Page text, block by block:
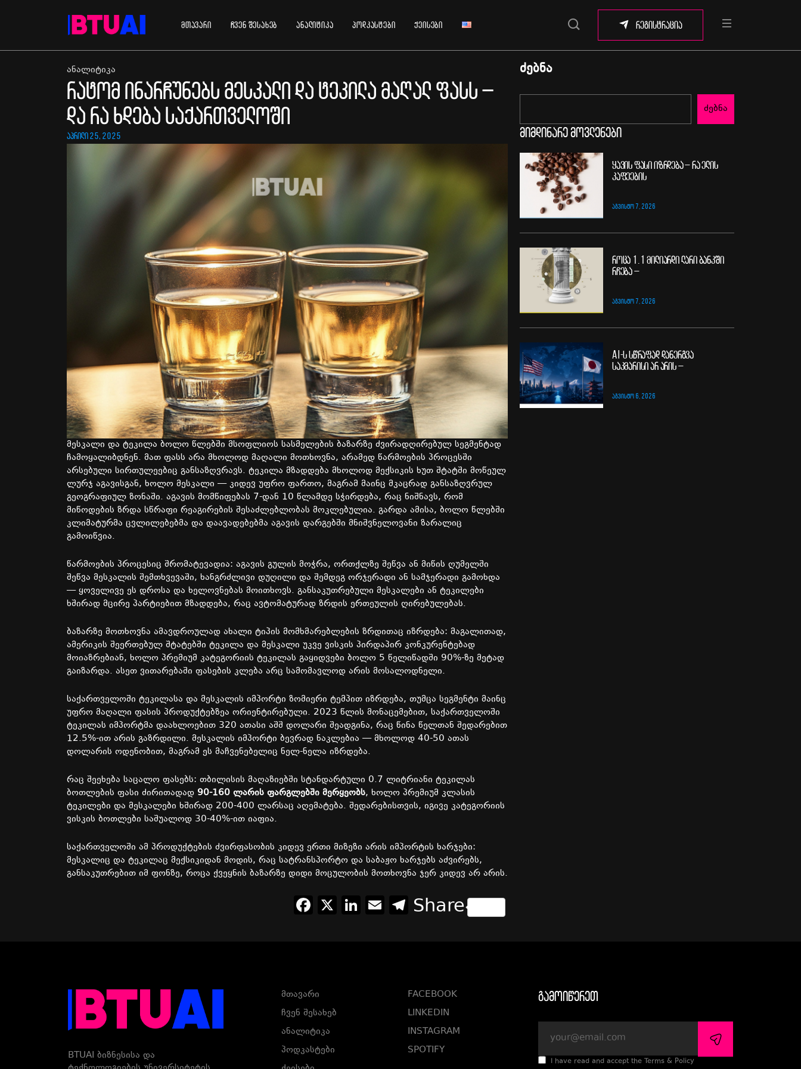
მთავარი ჩვენ შესახებ ანალიტიკა პოდკასტები ქეისები რეგისტრაცია
ანალიტიკა
რატომ ინარჩუნებს მესკალი და ტეკილა მაღალ ფასს –
და რა ხდება საქართველოში
აპრილი 25, 2025
მესკალი და ტეკილა ბოლო წლებში მსოფლიოს სასმელების ბაზარზე ძვირადღირებულ სეგმენტად
ჩამოყალიბდნენ. მათ ფასს არა მხოლოდ მაღალი მოთხოვნა, არამედ წარმოების პროცესში
არსებული სირთულეებიც განსაზღვრავს. ტეკილა მზადდება მხოლოდ მექსიკის ხუთ შტატში მოწეულ
ლურჯ აგავისგან, ხოლო მესკალი —კიდევ უფრო ფართო, მაგრამ მაინც მკაცრად განსაზღვრულ
გეოგრაფიულ ზონაში. აგავის მომწიფებას 7-დან 10 წლამდე სჭირდება, რაც ნიშნავს, რომ
მიწოდების ზრდა სწრაფი რეაგირების შესაძლებლობას მოკლებულია. გარდა ამისა, ბოლო წლებში
კლიმატურმა ცვლილებებმა და დაავადებებმა აგავის დარგებში მნიშვნელოვანი ზარალიც
გამოიწვია.
წარმოების პროცესიც შრომატევადია: აგავის გულის მოჭრა, ორთქლზე შეწვა ან მიწის ღუმელში
შეწვა მესკალის შემთხვევაში, ხანგრძლივი დუღილი და შემდეგ ორჯერადი ან სამჯერადი გამოხდა
—ყოველივე ეს დროსა და ხელოვნებას მოითხოვს. განსაკუთრებული მესკალები ან ტეკილები
ხშირად მცირე პარტიებით მზადდება, რაც ავტომატურად ზრდის ერთეულის ღირებულებას.
ბაზარზე მოთხოვნა ამავდროულად ახალი ტიპის მომხმარებლების ზრდითაც იზრდება: მაგალითად,
ამერიკის შეერთებულ შტატებში ტეკილა და მესკალი უკვე ვისკის პირდაპირ კონკურენტებად
მოიაზრებიან, ხოლო პრემიუმ კატეგორიის ტეკილას გაყიდვები ბოლო 5 წელიწადში 90%-ზე მეტად
გაიზარდა. ასეთ ვითარებაში ფასების კლება არც სამომავლოდ არის მოსალოდნელი.
საქართველოში ტეკილასა და მესკალის იმპორტი ზომიერი ტემპით იზრდება, თუმცა სეგმენტი მაინც
უფრო მაღალი ფასის პროდუქტებზეა ორიენტირებული. 2023 წლის მონაცემებით, საქართველოში
ტეკილას იმპორტმა დაახლოებით 320 ათასი აშშ დოლარი შეადგინა, რაც წინა წელთან შედარებით
12.5%-ით არის გაზრდილი. მესკალის იმპორტი ბევრად ნაკლებია — მხოლოდ 40-50 ათას
დოლარის ოდენობით, მაგრამ ეს მაჩვენებელიც ნელ-ნელა იზრდება.
რაც შეეხება საცალო ფასებს: თბილისის მაღაზიებში სტანდარტული 0.7 ლიტრიანი ტეკილას
ბოთლების ფასი ძირითადად 90-160 ლარის ფარგლებში მერყეობს, ხოლო პრემიუმ კლასის
ტეკილები და მესკალები ხშირად 200-400 ლარსაც აღემატება. შედარებისთვის, იგივე კატეგორიის
ვისკის ბოთლები საშუალოდ 30-40%-ით იაფია.
საქართველოში ამ პროდუქტების ძვირფასობის კიდევ ერთი მიზეზი არის იმპორტის ხარჯები:
მესკალიც და ტეკილაც მექსიკიდან მოდის, რაც სატრანსპორტო და საბაჟო ხარჯებს აძვირებს,
განსაკუთრებით იმ ფონზე, როცა ქვეყნის ბაზარზე დიდი მოცულობის მოთხოვნა ჯერ კიდევ არ არის.
Facebook
X LinkedIn
EmailTelegram
Share
ძებნა
ძებნა
მიმდინარე მოვლენები
ყავის ფასი იზრდება – რა ელის
კაფეების
ᲐᲒᲕᲘᲡᲢᲝ 7, 2026
როცა 1.1 მილიარდი ლარი ბანკში
რჩება –
ᲐᲒᲕᲘᲡᲢᲝ 7, 2026
AI-ს სწრაფად დანერგვა
საკმარისი არ არის –
ᲐᲒᲕᲘᲡᲢᲝ 6, 2026
BTUAI ბიზნესისა და
მთავარი
ჩვენ შესახებ
ანალიტიკა
პოდკასტები
FACEBOOK
LINKEDIN
INSTAGRAM
SPOTIFY
გამოიწერეთ
I have read and accept the Terms & Policy